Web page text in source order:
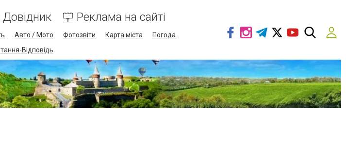
Довідник Реклама на сайті
Авто / Мото Фотозвіти Карта міста
Погода
Відповідь